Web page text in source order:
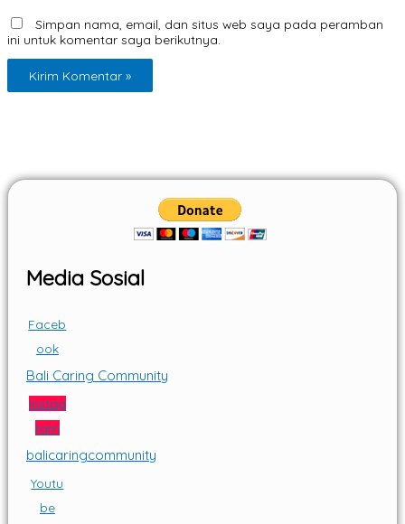
Simpan nama, email, dan situs web saya pada peramban
ini untuk komentar saya berikutnya.
Media Sosial
Faceb
ook
Bali Caring Community
Instag
ram
balicaringcommunity
Youtu
be